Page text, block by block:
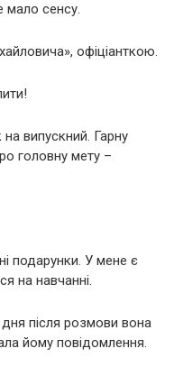
мало сенсу.
офіціанткою.
випускний. Гарну
головну мету –
подарунки. У мене є
на навчанні.
після розмови вона
йому повідомлення.